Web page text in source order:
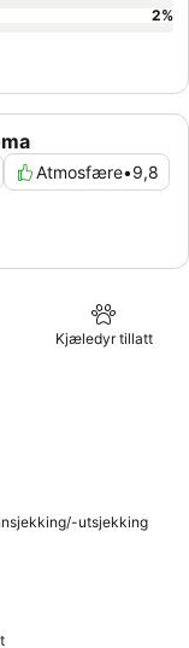
Atmosfære•9,8
2%
Kjæledyr tillatt
utsjekking